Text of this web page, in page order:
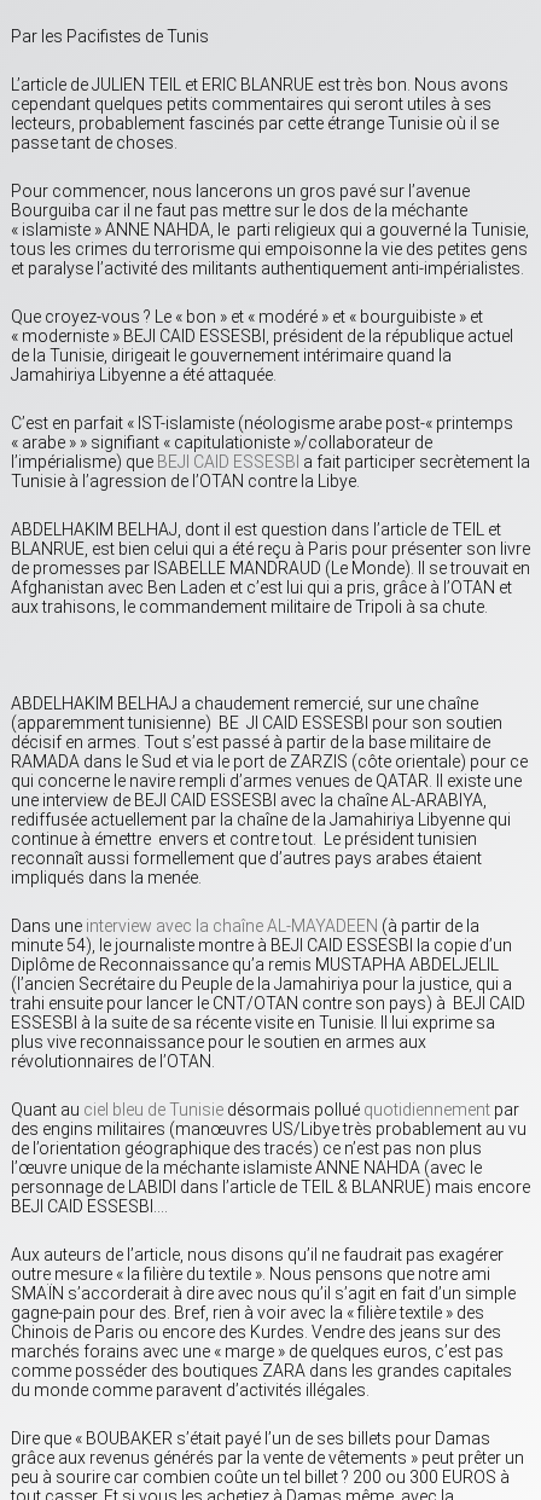
Par les Pacifistes de Tunis
L’article de JULIEN TEIL et ERIC BLANRUE est très bon. Nous avons
cependant quelques petits commentaires qui seront utiles à ses
lecteurs, probablement fascinés par cette étrange Tunisie où il se
passe tant de choses.
Pour commencer, nous lancerons un gros pavé sur l’avenue
Bourguiba car il ne faut pas mettre sur le dos de la méchante
« islamiste » ANNE NAHDA, le parti religieux qui a gouverné la Tunisie,
tous les crimes du terrorisme qui empoisonne la vie des petites gens
et paralyse l’activité des militants authentiquement anti-impérialistes.
Que croyez-vous ? Le « bon » et « modéré » et « bourguibiste » et
« moderniste » BEJI CAID ESSESBI, président de la république actuel
de la Tunisie, dirigeait le gouvernement intérimaire quand la
Jamahiriya Libyenne a été attaquée.
C’est en parfait « IST-islamiste (néologisme arabe post-« printemps
« arabe » » signifiant « capitulationiste »/collaborateur de
l’impérialisme) que BEJI CAID ESSESBI a fait participer secrètement la
Tunisie à l’agression de l’OTAN contre la Libye.
ABDELHAKIM BELHAJ, dont il est question dans l’article de TEIL et
BLANRUE, est bien celui qui a été reçu à Paris pour présenter son livre
de promesses par ISABELLE MANDRAUD (Le Monde). Il se trouvait en
Afghanistan avec Ben Laden et c’est lui qui a pris, grâce à l’OTAN et
aux trahisons, le commandement militaire de Tripoli à sa chute.
ABDELHAKIM BELHAJ a chaudement remercié, sur une chaîne
(apparemment tunisienne) BE JI CAID ESSESBI pour son soutien
décisif en armes. Tout s’est passé à partir de la base militaire de
RAMADA dans le Sud et via le port de ZARZIS (côte orientale) pour ce
qui concerne le navire rempli d’armes venues de QATAR. Il existe une
une interview de BEJI CAID ESSESBI avec la chaîne AL-ARABIYA,
rediffusée actuellement par la chaîne de la Jamahiriya Libyenne qui
continue à émettre envers et contre tout. Le président tunisien
reconnaît aussi formellement que d’autres pays arabes étaient
impliqués dans la menée.
Dans une interview avec la chaîne AL-MAYADEEN (à partir de la
minute 54), le journaliste montre à BEJI CAID ESSESBI la copie d’un
Diplôme de Reconnaissance qu’a remis MUSTAPHA ABDELJELIL
(l’ancien Secrétaire du Peuple de la Jamahiriya pour la justice, qui a
trahi ensuite pour lancer le CNT/OTAN contre son pays) à BEJI CAID
ESSESBI à la suite de sa récente visite en Tunisie. Il lui exprime sa
plus vive reconnaissance pour le soutien en armes aux
révolutionnaires de l’OTAN.
Quant au ciel bleu de Tunisie désormais pollué quotidiennement par
des engins militaires (manœuvres US/Libye très probablement au vu
de l’orientation géographique des tracés) ce n’est pas non plus
l’œuvre unique de la méchante islamiste ANNE NAHDA (avec le
personnage de LABIDI dans l’article de TEIL & BLANRUE) mais encore
BEJI CAID ESSESBI….
Aux auteurs de l’article, nous disons qu’il ne faudrait pas exagérer
outre mesure « la filière du textile ». Nous pensons que notre ami
SMAÏN s’accorderait à dire avec nous qu’il s’agit en fait d’un simple
gagne-pain pour des. Bref, rien à voir avec la « filière textile » des
Chinois de Paris ou encore des Kurdes. Vendre des jeans sur des
marchés forains avec une « marge » de quelques euros, c’est pas
comme posséder des boutiques ZARA dans les grandes capitales
du monde comme paravent d’activités illégales.
Dire que « BOUBAKER s’était payé l’un de ses billets pour Damas
grâce aux revenus générés par la vente de vêtements » peut prêter un
peu à sourire car combien coûte un tel billet ? 200 ou 300 EUROS à